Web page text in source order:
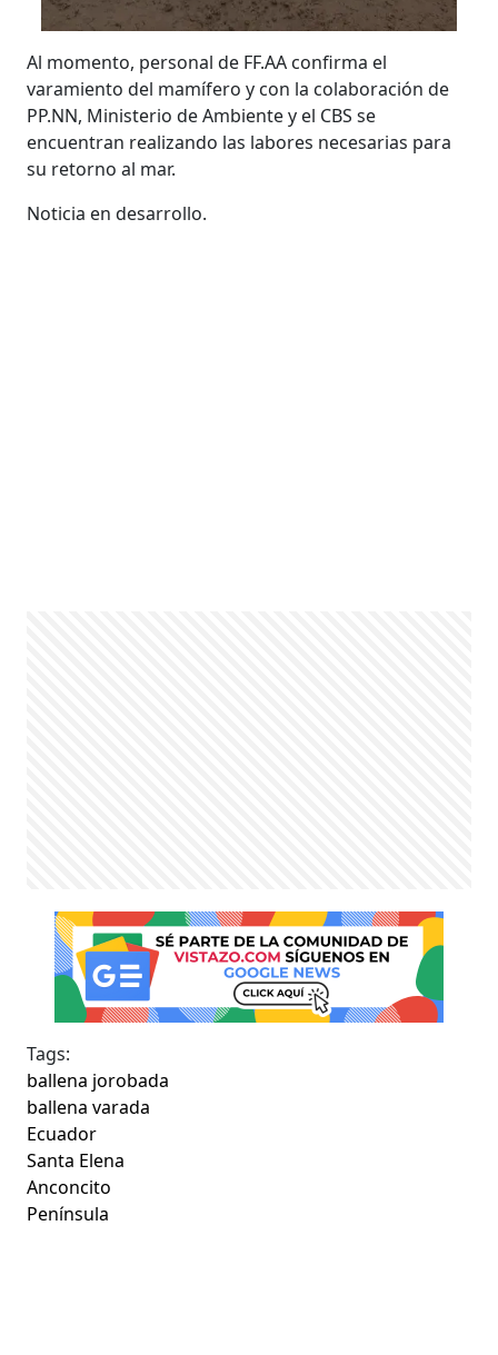
Al momento, personal de FF.AA confirma el
varamiento del mamífero y con la colaboración de
PP.NN, Ministerio de Ambiente y el CBS se
encuentran realizando las labores necesarias para
su retorno al mar.
Noticia en desarrollo.
Tags:
ballena jorobada
ballena varada
Ecuador
Santa Elena
Anconcito
Península